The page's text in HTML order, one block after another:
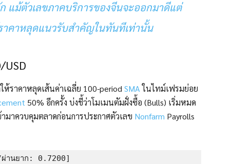
แม้ตัวเลขภาคบริการของจีนจะออกมาดีแต่
าคาหลุดแนวรับสำคัญในทันทีเท่านั้น
ห้ราคาหลุดเส้นค่าเฉลี่ย 100-period SMAในไทม์เฟรมย่อย
50% อีกครั้ง บ่งชี้ว่าโมเมนตัมฝั่งซื้อ (Bulls) เริ่มหมด
มาควบคุมตลาดก่อนการประกาศตัวเลข Nonfarm Payrolls
านยาก: 0.7200]